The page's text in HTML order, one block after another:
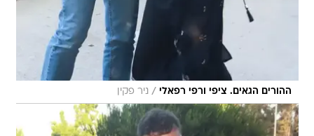
ההורים הגאים. ציפי ורפי רפאלי / ניר פקין